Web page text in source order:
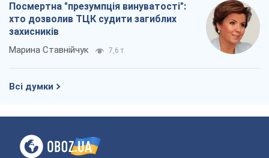
Посмертна "презумпція винуватості":
хто дозволив ТЦК судити загиблих
захисників
Марина Ставнійчук 7,6 т.
Всі думки